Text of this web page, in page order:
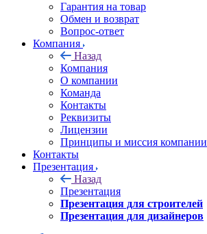
Гарантия на товар
Обмен и возврат
Вопрос-ответ
Компания
Назад
Компания
О компании
Команда
Контакты
Реквизиты
Лицензии
Принципы и миссия компании
Контакты
Презентация
Назад
Презентация
Презентация для строителей
Презентация для дизайнеров